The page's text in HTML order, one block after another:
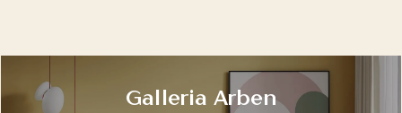
Galleria Arben